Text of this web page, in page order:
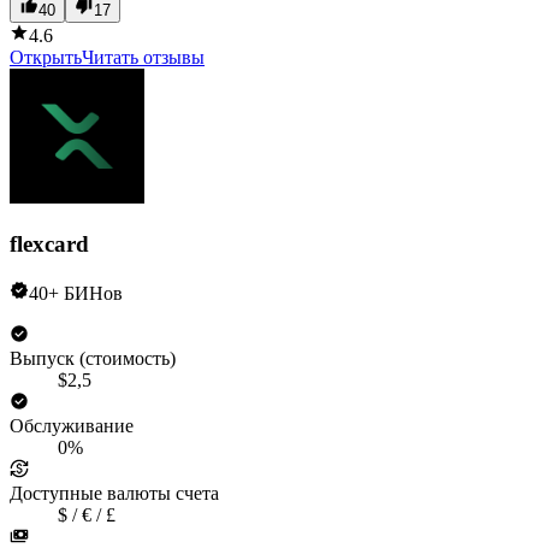
40 17
4.6
ОткрытьЧитать отзывы
flexcard
40+ БИНов
Выпуск (стоимость)
$2,5
Обслуживание
0%
Доступные валюты счета
$ / € / £